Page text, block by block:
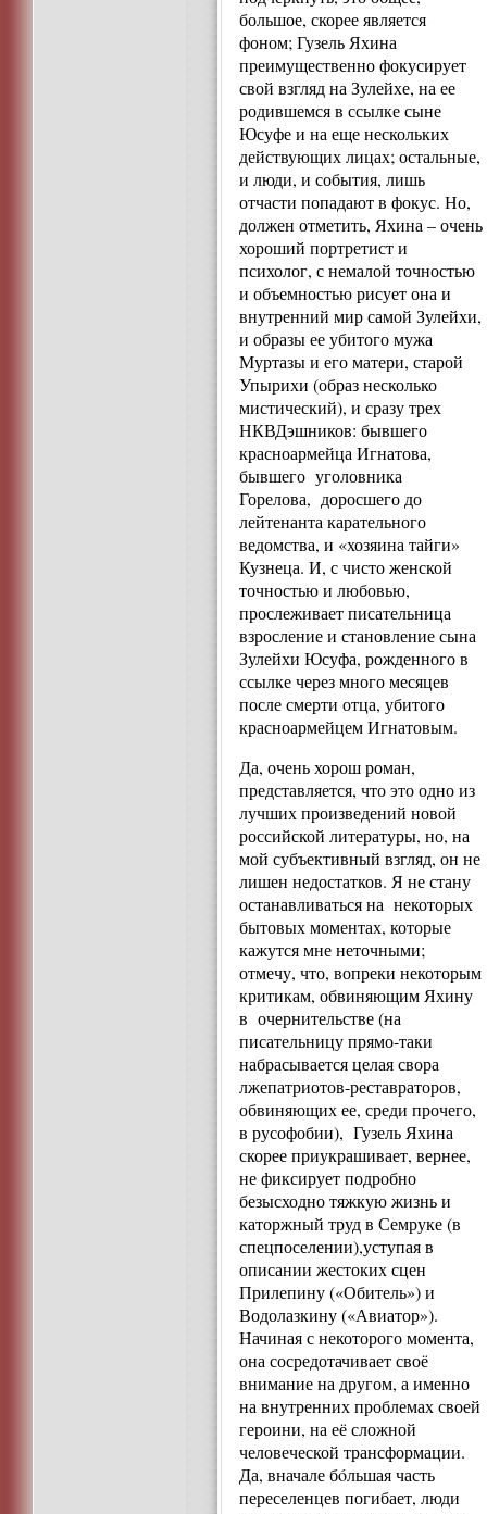
большое, скорее является
фоном; Гузель Яхина
преимущественно фокусирует
свой взгляд на Зулейхе, на ее
родившемся в ссылке сыне
Юсуфе и на еще нескольких
действующих лицах; остальные,
и люди, и события, лишь
отчасти попадают в фокус. Но,
должен отметить, Яхина – очень
хороший портретист и
психолог, с немалой точностью
и объемностью рисует она и
внутренний мир самой Зулейхи,
и образы ее убитого мужа
Муртазы и его матери, старой
Упырихи (образ несколько
мистический), и сразу трех
НКВДэшников: бывшего
красноармейца Игнатова,
бывшего уголовника
Горелова, доросшего до
лейтенанта карательного
ведомства, и «хозяина тайги»
Кузнеца. И, с чисто женской
точностью и любовью,
прослеживает писательница
взросление и становление сына
Зулейхи Юсуфа, рожденного в
ссылке через много месяцев
после смерти отца, убитого
красноармейцем Игнатовым.
Да, очень хорош роман,
представляется, что это одно из
лучших произведений новой
российской литературы, но, на
мой субъективный взгляд, он не
лишен недостатков. Я не стану
останавливаться на некоторых
бытовых моментах, которые
кажутся мне неточными;
отмечу, что, вопреки некоторым
критикам, обвиняющим Яхину
в очернительстве (на
писательницу прямо-таки
набрасывается целая свора
лжепатриотов-реставраторов,
обвиняющих ее, среди прочего,
в русофобии), Гузель Яхина
скорее приукрашивает, вернее,
не фиксирует подробно
безысходно тяжкую жизнь и
каторжный труд в Семруке (в
спецпоселении),уступая в
описании жестоких сцен
Прилепину («Обитель») и
Водолазкину («Авиатор»).
Начиная с некоторого момента,
она сосредотачивает своё
внимание на другом, а именно
на внутренних проблемах своей
героини, на её сложной
человеческой трансформации.
Да, вначале бóльшая часть
переселенцев погибает, люди